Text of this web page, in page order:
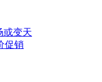
或变天
促销